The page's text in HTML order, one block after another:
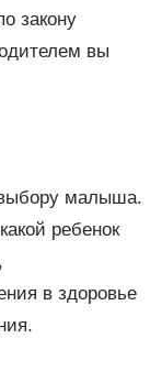
закону
вы
малыша.
ребенок
в здоровье